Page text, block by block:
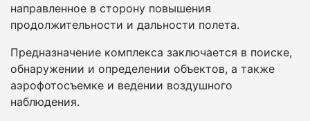
направленное в сторону повышения
продолжительности и дальности полета.
Предназначение комплекса заключается в поиске,
обнаружении и определении объектов, а также
аэрофотосъемке и ведении воздушного
наблюдения.